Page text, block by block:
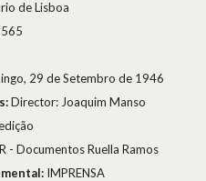
de Lisboa
29 de Setembro de 1946
Director: Joaquim Manso
- Documentos Ruella Ramos
IMPRENSA